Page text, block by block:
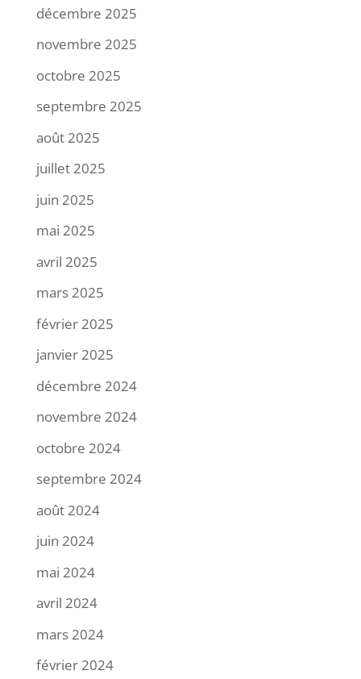
décembre 2025
novembre 2025
octobre 2025
septembre 2025
août 2025
juillet 2025
juin 2025
mai 2025
avril 2025
mars 2025
février 2025
janvier 2025
décembre 2024
novembre 2024
octobre 2024
septembre 2024
août 2024
juin 2024
mai 2024
avril 2024
mars 2024
février 2024